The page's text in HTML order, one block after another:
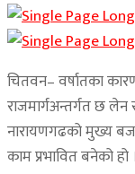
चितवन– वर्षातका
राजमार्गअन्तर्गत छ
नारायणगढको मुख्य
काम प्रभावित बनेको हो ।